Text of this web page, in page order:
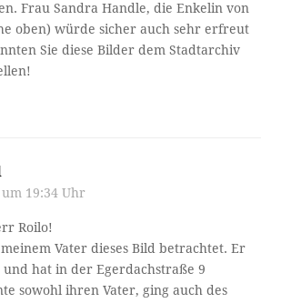
Frau Sandra Handle, die Enkelin von
oben) würde sicher auch sehr erfreut
Sie diese Bilder dem Stadtarchiv
19:34 Uhr
Roilo!
Vater dieses Bild betrachtet. Er
und hat in der Egerdachstraße 9
sowohl ihren Vater, ging auch des